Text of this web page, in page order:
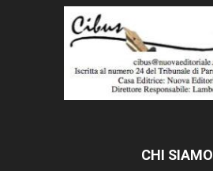
CHI SIAMO